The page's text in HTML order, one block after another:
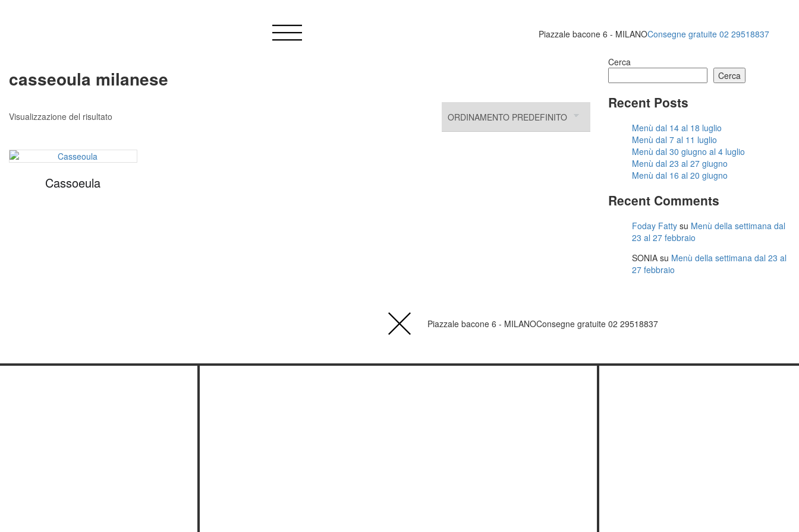
Piazzale bacone 6 - MILANOConsegne gratuite 02 29518837
casseoula milanese
Visualizzazione del risultato
Cassoeula
Cerca
Cerca
Recent Posts
Menù dal 14 al 18 luglio
Menù dal 7 al 11 luglio
Menù dal 30 giugno al 4 luglio
Menù dal 23 al 27 giugno
Menù dal 16 al 20 giugno
Recent Comments
Foday Fatty su Menù della settimana dal
23 al 27 febbraio
SONIA su Menù della settimana dal 23 al
27 febbraio
Piazzale bacone 6 - MILANOConsegne gratuite 02 29518837